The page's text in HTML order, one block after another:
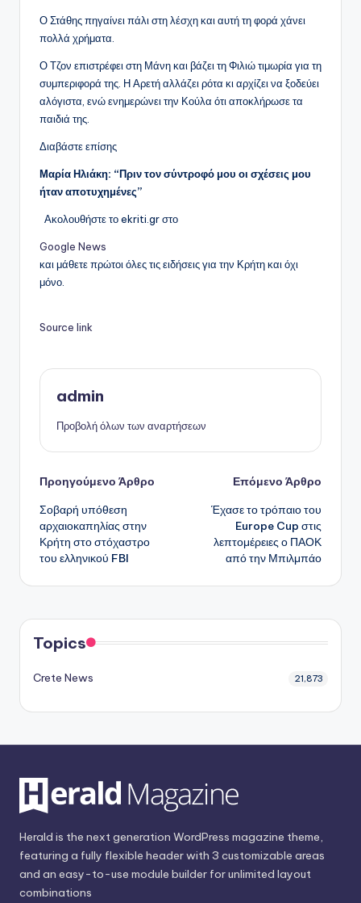
Ο Στάθης πηγαίνει πάλι στη λέσχη και αυτή τη φορά χάνει
πολλά χρήματα.
Ο Τζον επιστρέφει στη Μάνη και βάζει τη Φιλιώ τιμωρία για τη
συμπεριφορά της. Η Αρετή αλλάζει ρότα κι αρχίζει να ξοδεύει
αλόγιστα, ενώ ενημερώνει την Κούλα ότι αποκλήρωσε τα
παιδιά της.
Διαβάστε επίσης
Μαρία Ηλιάκη: “Πριν τον σύντροφό μου οι σχέσεις μου
ήταν αποτυχημένες”
Ακολουθήστε το ekriti.gr στο
Google News
και μάθετε πρώτοι όλες τις ειδήσεις για την Κρήτη και όχι
μόνο.
Source link
admin
Προβολή όλων των αναρτήσεων
Πλοήγηση
δημοσιεύσεων
Προηγούμενο Άρθρο
Σοβαρή υπόθεση
αρχαιοκαπηλίας στην
Κρήτη στο στόχαστρο
του ελληνικού FBI
Επόμενο Άρθρο
Έχασε το τρόπαιο του
Europe Cup στις
λεπτομέρειες ο ΠΑΟΚ
από την Μπιλμπάο
Topics
Crete News 21,873
Herald is the next generation WordPress magazine theme,
featuring a fully flexible header with 3 customizable areas
and an easy-to-use module builder for unlimited layout
combinations